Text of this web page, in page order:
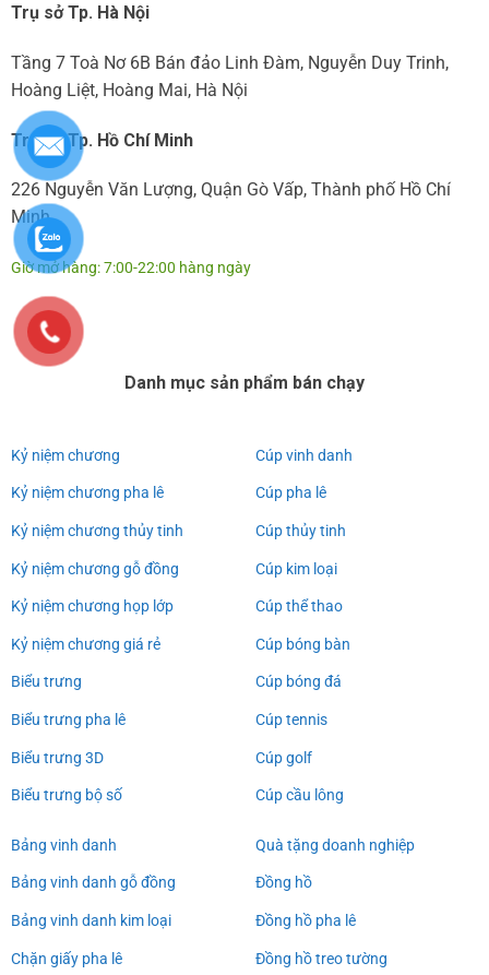
Trụ sở Tp. Hà Nội
Tầng 7 Toà Nơ 6B Bán đảo Linh Đàm, Nguyễn Duy Trinh,
Hoàng Liệt, Hoàng Mai, Hà Nội
Trụ sở Tp. Hồ Chí Minh
226 Nguyễn Văn Lượng, Quận Gò Vấp, Thành phố Hồ Chí
Minh
Giờ mở hàng: 7:00-22:00 hàng ngày
Danh mục sản phẩm bán chạy
Kỷ niệm chương
Kỷ niệm chương pha lê
Kỷ niệm chương thủy tinh
Kỷ niệm chương gỗ đồng
Kỷ niệm chương họp lớp
Kỷ niệm chương giá rẻ
Biểu trưng
Biểu trưng pha lê
Biểu trưng 3D
Biểu trưng bộ số
Cúp vinh danh
Cúp pha lê
Cúp thủy tinh
Cúp kim loại
Cúp thể thao
Cúp bóng bàn
Cúp bóng đá
Cúp tennis
Cúp golf
Cúp cầu lông
Bảng vinh danh
Bảng vinh danh gỗ đồng
Bảng vinh danh kim loại
Chặn giấy pha lê
Quà tặng doanh nghiệp
Đồng hồ
Đồng hồ pha lê
Đồng hồ treo tường